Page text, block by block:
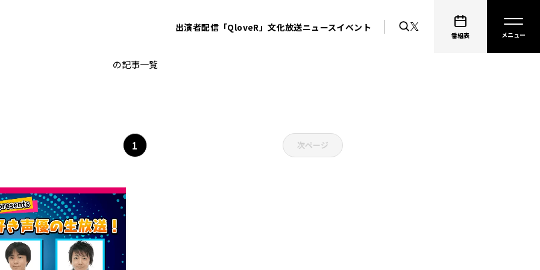
出演者配信「QloveR」文化放送ニュースイベント
番組表
の記事一覧
1 次ページ